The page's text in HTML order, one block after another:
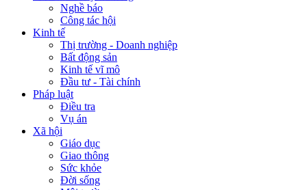
Nghề báo
Công tác hội
Kinh tế
Thị trường - Doanh nghiệp
Bất động sản
Kinh tế vĩ mô
Đầu tư - Tài chính
Pháp luật
Điều tra
Vụ án
Xã hội
Giáo dục
Giao thông
Sức khỏe
Đời sống